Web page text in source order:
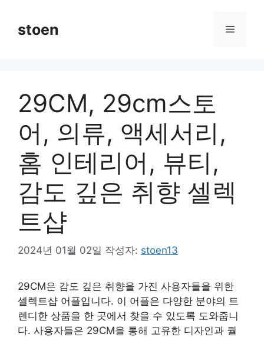
stoen 메
29CM, 29cm스토
어, 의류, 액세서리,
홈 인테리어, 뷰티,
감도 깊은 취향 셀렉
트샵
2024년 01월 02일 작성자: stoen13
29CM은 감도 깊은 취향을 가진 사용자들을 위한
셀렉트샵 어플입니다. 이 어플은 다양한 분야의 트
렌디한 상품을 한 곳에서 찾을 수 있도록 도와줍니
다. 사용자들은 29CM을 통해 고유한 디자인과 퀄